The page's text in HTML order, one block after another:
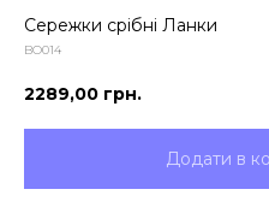
Сережки срібні Ланки
BO014
2289,00 грн.
Додати в